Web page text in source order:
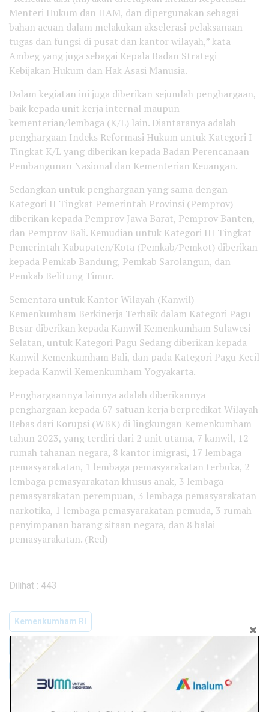
Menteri Hukum dan HAM, dan dipergunakan sebagai
bahan acuan dalam melakukan akselerasi pelaksanaan
tugas dan fungsi di pusat dan kantor wilayah,” kata
Ambeg yang juga sebagai Kepala Badan Strategi
Kebijakan Hukum dan Hak Asasi Manusia.
Dalam kegiatan ini juga diberikan sejumlah penghargaan,
baik kepada unit kerja internal maupun
kementerian/lembaga (K/L) lain. Diantaranya adalah
penghargaan Indeks Reformasi Hukum untuk Kategori I
Tingkat K/L yang diberikan kepada Badan Perencanaan
Pembangunan Nasional dan Kementerian Keuangan.
Sedangkan untuk penghargaan yang sama dengan
Kategori II Tingkat Pemerintah Provinsi (Pemprov)
diberikan kepada Pemprov Jawa Barat, Pemprov Banten,
dan Pemprov Bali. Kemudian untuk Kategori III Tingkat
Pemerintah Kabupaten/Kota (Pemkab/Pemkot) diberikan
kepada Pemkab Bandung, Pemkab Sarolangun, dan
Pemkab Belitung Timur.
Sementara untuk Kantor Wilayah (Kanwil)
Kemenkumham Berkinerja Terbaik dalam Kategori Pagu
Besar diberikan kepada Kanwil Kemenkumham Sulawesi
Selatan, untuk Kategori Pagu Sedang diberikan kepada
Kanwil Kemenkumham Bali, dan pada Kategori Pagu Kecil
kepada Kanwil Kemenkumham Yogyakarta.
Penghargaannya lainnya adalah diberikannya
penghargaan kepada 67 satuan kerja berpredikat Wilayah
Bebas dari Korupsi (WBK) di lingkungan Kemenkumham
tahun 2023, yang terdiri dari 2 unit utama, 7 kanwil, 12
rumah tahanan negara, 8 kantor imigrasi, 17 lembaga
pemasyarakatan, 1 lembaga pemasyarakatan terbuka, 2
lembaga pemasyarakatan khusus anak, 3 lembaga
pemasyarakatan perempuan, 3 lembaga pemasyarakatan
narkotika, 1 lembaga pemasyarakatan pemuda, 3 rumah
penyimpanan barang sitaan negara, dan 8 balai
pemasyarakatan. (Red)
Dilihat : 443
Kemenkumham RI
Momentum Menghargai Dan Bersyukur
Refleksi Akhir Tahun